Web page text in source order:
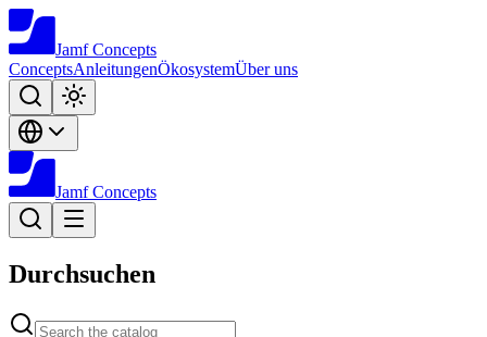
Jamf Concepts
ConceptsAnleitungenÖkosystemÜber uns
Jamf Concepts
Durchsuchen